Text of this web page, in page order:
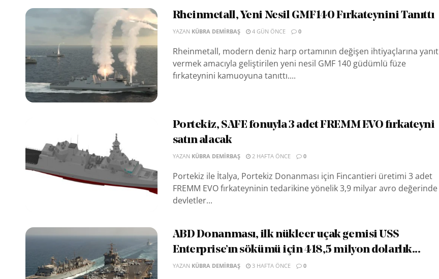
Rheinmetall, Yeni Nesil GMF140 Fırkateynini Tanıttı
YAZAN KÜBRA DEMIRBAŞ 4 GÜN ÖNCE 0
Rheinmetall, modern deniz harp ortamının değişen ihtiyaçlarına yanıt
vermek amacıyla geliştirilen yeni nesil GMF 140 güdümlü füze
fırkateynini kamuoyuna tanıttı....
Portekiz, SAFE fonuyla 3 adet FREMM EVO fırkateyni
satın alacak
YAZAN KÜBRA DEMIRBAŞ 2 HAFTA ÖNCE 0
Portekiz ile İtalya, Portekiz Donanması için Fincantieri üretimi 3 adet
FREMM EVO fırkateyninin tedarikine yönelik 3,9 milyar avro değerinde
devletler...
ABD Donanması, ilk nükleer uçak gemisi USS
Enterprise’ın sökümü için 418,5 milyon dolarlık...
YAZAN KÜBRA DEMIRBAŞ 3 HAFTA ÖNCE 0